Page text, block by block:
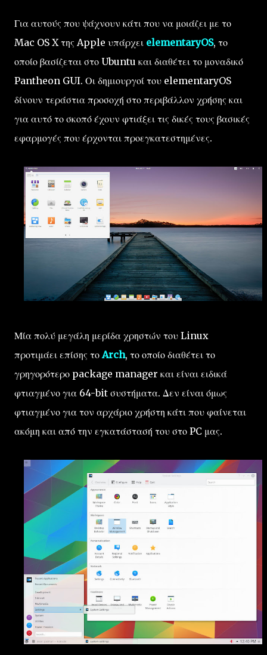
Για αυτούς που ψάχνουν κάτι που να μοιάζει με το
Mac OS X της Apple υπάρχει elementaryOS, το
οποίο βασίζεται στο Ubuntu και διαθέτει το μοναδικό
Pantheon GUI. Οι δημιουργοί του elementaryOS
δίνουν τεράστια προσοχή στο περιβάλλον χρήσης και
για αυτό το σκοπό έχουν φτιάξει τις δικές τους βασικές
εφαρμογές που έρχονται προεγκατεστημένες.
Μία πολύ μεγάλη μερίδα χρηστών του Linux
προτιμάει επίσης τοArch, το οποίο διαθέτει το
γρηγορότερο package manager και είναι ειδικά
φτιαγμένο για 64-bit συστήματα. Δεν είναι όμως
φτιαγμένο για τον αρχάριο χρήστη κάτι που φαίνεται
ακόμη και από την εγκατάστασή του στο PC μας.